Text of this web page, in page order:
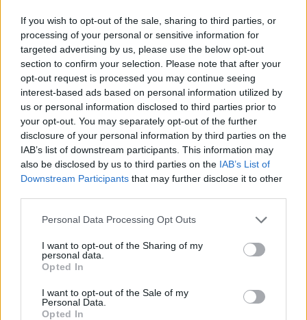
If you wish to opt-out of the sale, sharing to third parties, or
processing of your personal or sensitive information for
targeted advertising by us, please use the below opt-out
section to confirm your selection. Please note that after your
opt-out request is processed you may continue seeing
interest-based ads based on personal information utilized by
us or personal information disclosed to third parties prior to
your opt-out. You may separately opt-out of the further
disclosure of your personal information by third parties on the
IAB’s list of downstream participants. This information may
also be disclosed by us to third parties on the IAB’s List of
Downstream Participants that may further disclose it to other
Personal Data Processing Opt Outs
I want to opt-out of the Sharing of my
personal data.
Opted In
I want to opt-out of the Sale of my
Personal Data.
Opted In
Mostra Filtri
Totale risultati: 158864
Azienda Fatturato Città
MOTORCAR SRL 0-1 milioni Biassono
SOCIO UNICO
SUPERMERCATI
50-100 milioni
IRIDE GROUP SRL 0-1 milioni
Vesuviano